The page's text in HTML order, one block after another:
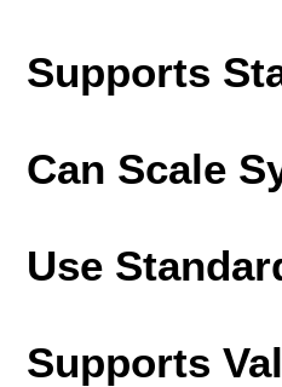
Supports
Can Scale
Use
Supports